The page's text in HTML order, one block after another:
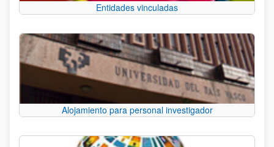
Entidades vinculadas
Alojamiento para personal investigador